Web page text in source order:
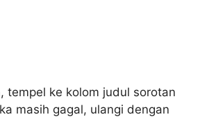
tempel ke kolom judul sorotan
masih gagal, ulangi dengan